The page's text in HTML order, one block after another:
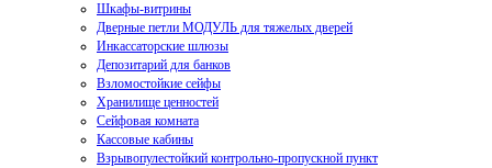
Шкафы-витрины
Дверные петли МОДУЛЬ для тяжелых дверей
Инкассаторские шлюзы
Депозитарий для банков
Взломостойкие сейфы
Хранилище ценностей
Сейфовая комната
Кассовые кабины
Взрывопулестойкий контрольно-пропускной пункт